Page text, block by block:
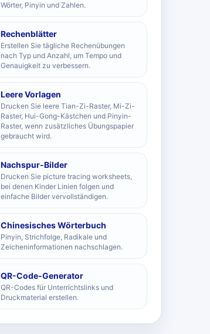
Wörter, Pinyin und Zahlen.
Rechenblätter
Erstellen Sie tägliche Rechenübungen
nach Typ und Anzahl, um Tempo und
Genauigkeit zu verbessern.
Leere Vorlagen
Drucken Sie leere Tian-Zi-Raster, Mi-Zi-
Raster, Hui-Gong-Kästchen und Pinyin-
Raster, wenn zusätzliches Übungspapier
gebraucht wird.
Nachspur-Bilder
Drucken Sie picture tracing worksheets,
bei denen Kinder Linien folgen und
einfache Bilder vervollständigen.
Chinesisches Wörterbuch
Pinyin, Strichfolge, Radikale und
Zeicheninformationen nachschlagen.
QR-Code-Generator
QR-Codes für Unterrichtslinks und
Druckmaterial erstellen.